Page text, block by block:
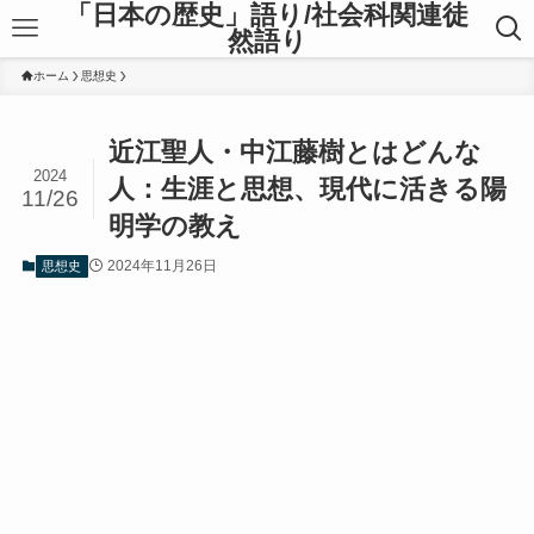
「日本の歴史」語り/社会科関連徒
然語り
ホーム 思想史
近江聖人・中江藤樹とはどんな
人：生涯と思想、現代に活きる陽
明学の教え
2024
11/26
思想史 2024年11月26日